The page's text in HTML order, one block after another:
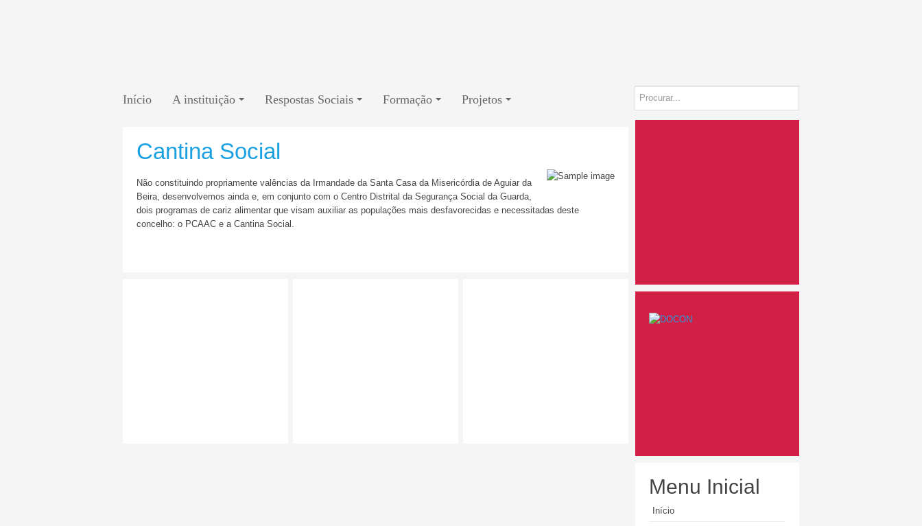
Início A instituição Respostas Sociais Formação Projetos
Cantina Social
Não constituindo propriamente valências da Irmandade da Santa Casa da Misericórdia de Aguiar da
Beira, desenvolvemos ainda e, em conjunto com o Centro Distrital da Segurança Social da Guarda,
dois programas de cariz alimentar que visam auxiliar as populações mais desfavorecidas e necessitadas deste
concelho: o PCAAC e a Cantina Social.
Menu Inicial
Início